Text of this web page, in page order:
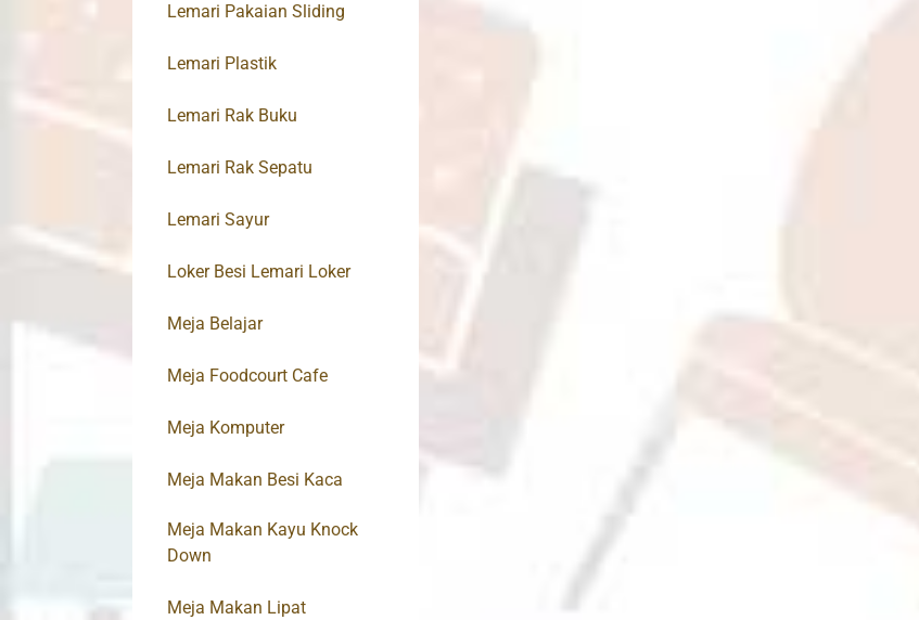
Lemari Pakaian Sliding
Lemari Plastik
Lemari Rak Buku
Lemari Rak Sepatu
Lemari Sayur
Loker Besi Lemari Loker
Meja Belajar
Meja Foodcourt Cafe
Meja Komputer
Meja Makan Besi Kaca
Meja Makan Kayu Knock
Down
Meja Makan Lipat